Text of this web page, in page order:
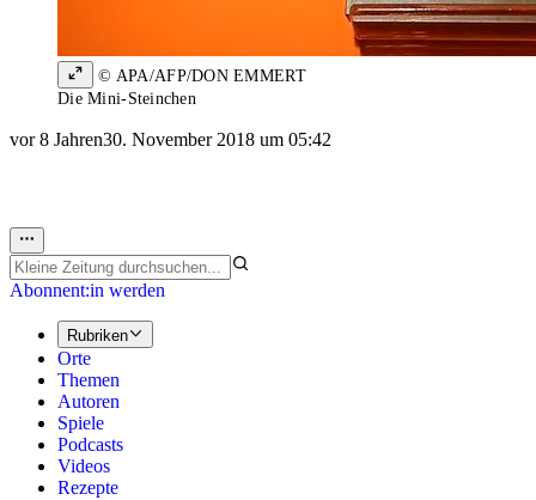
© APA/AFP/DON EMMERT
Die Mini-Steinchen
vor 8 Jahren30. November 2018 um 05:42
Abonnent:in werden
Rubriken
Orte
Themen
Autoren
Spiele
Podcasts
Videos
Rezepte